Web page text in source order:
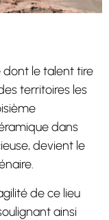
dont le talent tire
territoires les
dans
devient le
de ce lieu
ainsi